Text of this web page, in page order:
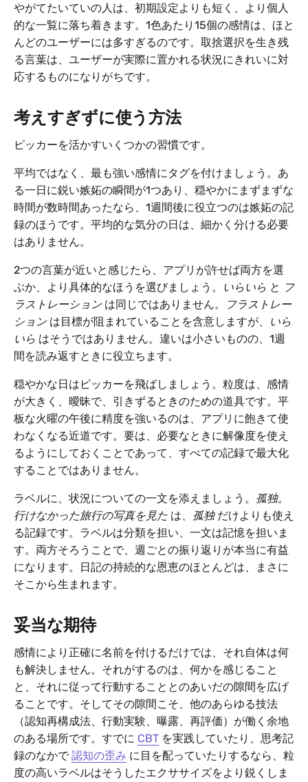
やがてたいていの人は、初期設定よりも短く、より個人
的な一覧に落ち着きます。1色あたり15個の感情は、ほと
んどのユーザーには多すぎるのです。取捨選択を生き残
る言葉は、ユーザーが実際に置かれる状況にきれいに対
応するものになりがちです。
考えすぎずに使う方法
ピッカーを活かすいくつかの習慣です。
平均ではなく、最も強い感情にタグを付けましょう。あ
る一日に鋭い嫉妬の瞬間が1つあり、穏やかにまずまずな
時間が数時間あったなら、1週間後に役立つのは嫉妬の記
録のほうです。平均的な気分の日は、細かく分ける必要
はありません。
2つの言葉が近いと感じたら、アプリが許せば両方を選
ぶか、より具体的なほうを選びましょう。
いらいら と フ
ラストレーションは同じではありません。
フラストレー
ションは目標が阻まれていることを含意しますが、
いら
いら はそうではありません。違いは小さいものの、1週
間を読み返すときに役立ちます。
穏やかな日はピッカーを飛ばしましょう。粒度は、感情
が大きく、曖昧で、引きずるときのための道具です。平
板な火曜の午後に精度を強いるのは、アプリに飽きて使
わなくなる近道です。要は、必要なときに解像度を使え
るようにしておくことであって、すべての記録で最大化
することではありません。
ラベルに、状況についての一文を添えましょう。 孤独。
行けなかった旅行の写真を見た は、 孤独だけよりも使え
る記録です。ラベルは分類を担い、一文は記憶を担いま
す。両方そろうことで、週ごとの振り返りが本当に有益
になります。日記の持続的な恩恵のほとんどは、まさに
そこから生まれます。
妥当な期待
感情により正確に名前を付けるだけでは、それ自体は何
も解決しません。それがするのは、何かを感じること
と、それに従って行動することとのあいだの隙間を広げ
ることです。そしてその隙間こそ、他のあらゆる技法
（認知再構成法、行動実験、曝露、再評価）が働く余地
のある場所です。すでに CBT を実践していたり、思考記
録のなかで認知の歪み に目を配っていたりするなら、粒
度の高いラベルはそうしたエクササイズをより鋭くしま